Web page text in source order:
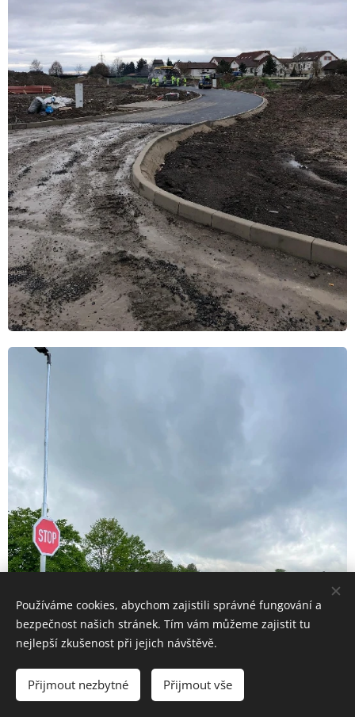
Používáme cookies, abychom zajistili správné fungování a
bezpečnost našich stránek. Tím vám můžeme zajistit tu
nejlepší zkušenost při jejich návštěvě.
Přijmout nezbytné Přijmout vše